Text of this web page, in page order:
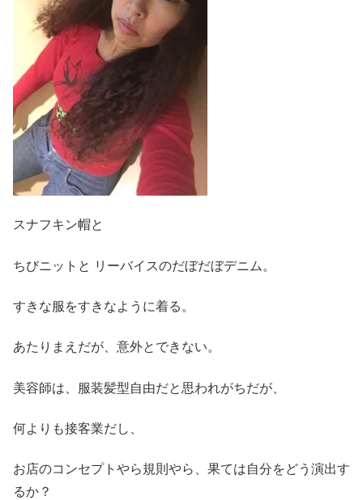
スナフキン帽と
ちびニットと リーバイスのだぼだぼデニム。
すきな服をすきなように着る。
あたりまえだが、意外とできない。
美容師は、服装髪型自由だと思われがちだが、
何よりも接客業だし、
お店のコンセプトやら規則やら、果ては自分をどう演出す
るか？